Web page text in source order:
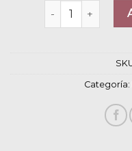
bolso mano
Categoría: